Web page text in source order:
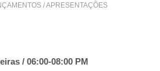
/ APRESENTAÇÕES
/ 06:00-08:00 PM